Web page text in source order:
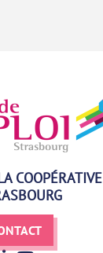
COOPÉRATIVE